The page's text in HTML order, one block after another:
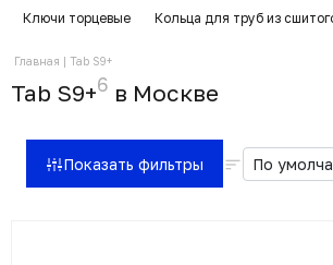
Ключи торцевые Кольца для труб из
Главная Tab S9+
Tab S9+6 в Москвe
Показать фильтры